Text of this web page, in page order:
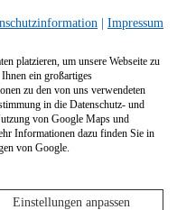
Impressum
platzieren, um unsere Webseite zu
ein großartiges
zu den von uns verwendeten
in die Datenschutz- und
von Google Maps und
Informationen dazu finden Sie in
von Google.
Einstellungen anpassen